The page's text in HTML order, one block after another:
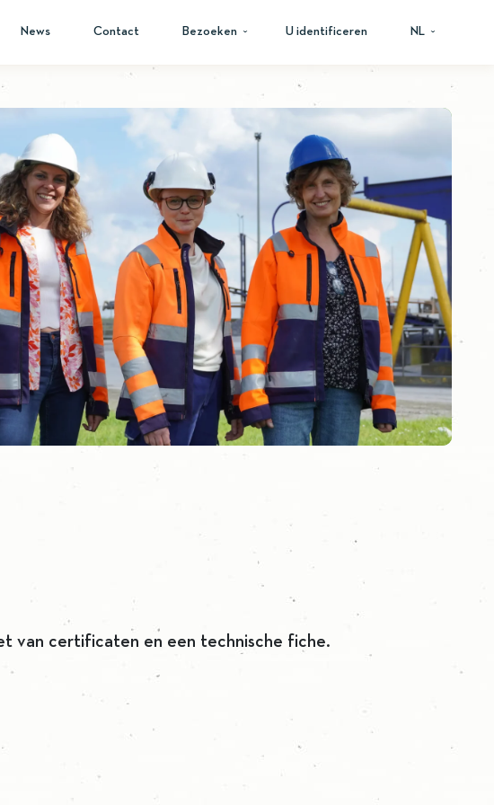
News Contact Bezoeken U identificeren NL
van certificaten en een technische fiche.